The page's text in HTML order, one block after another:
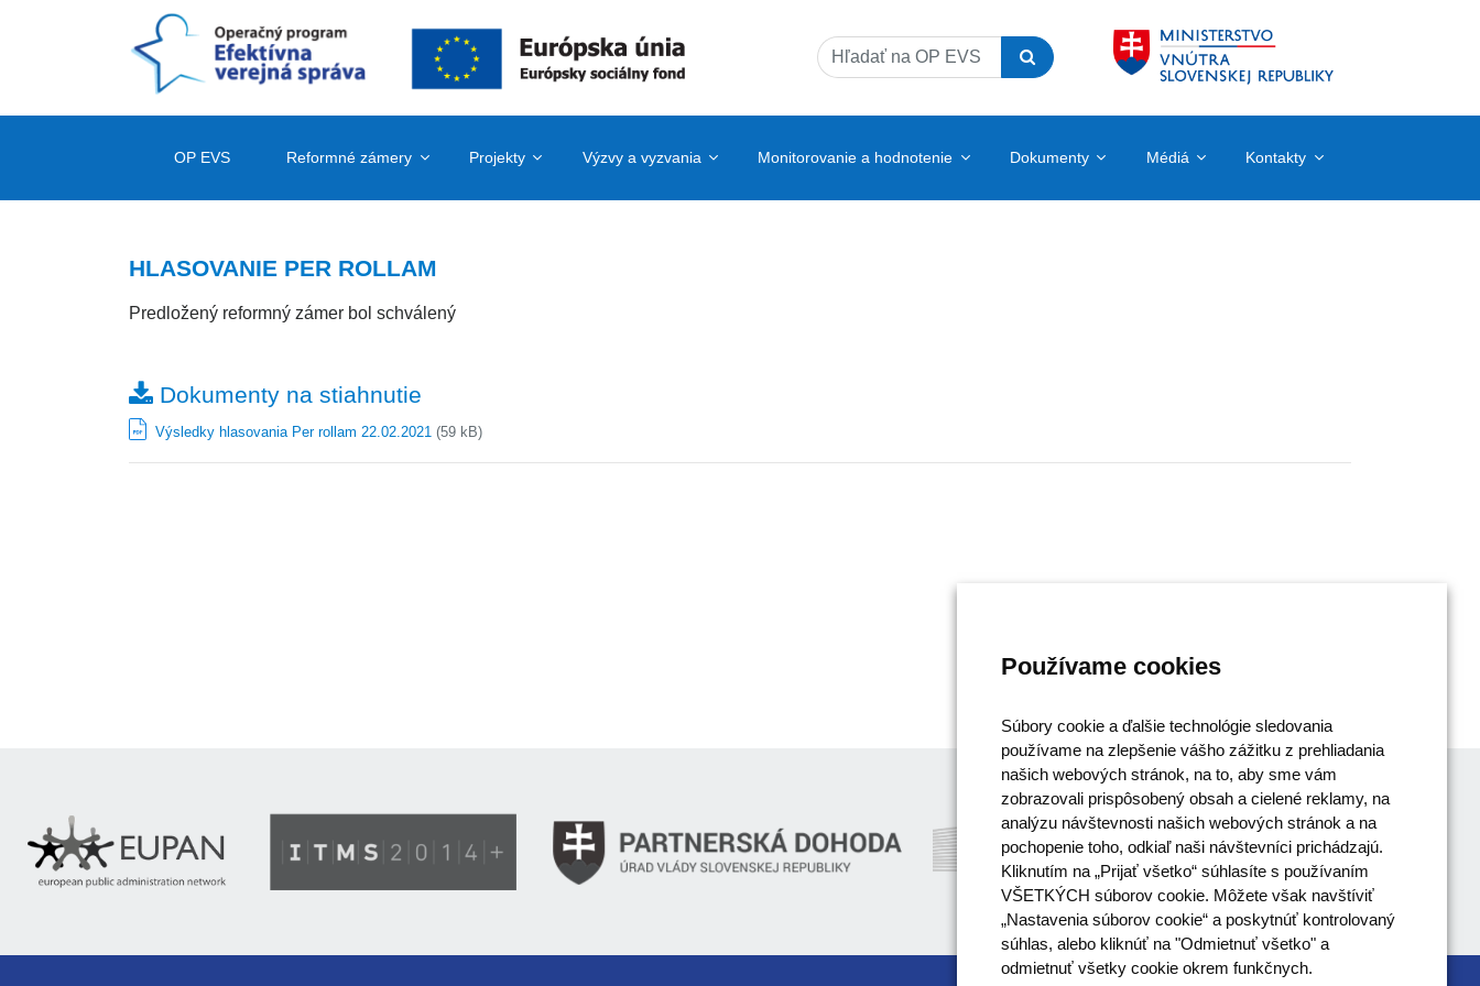
Search
OP EVS Reformné zámery Projekty Výzvy a vyzvania Monitorovanie a hodnotenie Dokumenty Médiá Kontakty
HLASOVANIE PER ROLLAM
Predložený reformný zámer bol schválený
Dokumenty na stiahnutie
Výsledky hlasovania Per rollam 22.02.2021 (59 kB)
Používame cookies
Súbory cookie a ďalšie technológie sledovania
používame na zlepšenie vášho zážitku z prehliadania
našich webových stránok, na to, aby sme vám
zobrazovali prispôsobený obsah a cielené reklamy, na
analýzu návštevnosti našich webových stránok a na
pochopenie toho, odkiaľ naši návštevníci prichádzajú.
Kliknutím na „Prijať všetko“ súhlasíte s používaním
VŠETKÝCH súborov cookie. Môžete však navštíviť
„Nastavenia súborov cookie“ a poskytnúť kontrolovaný
súhlas, alebo kliknúť na "Odmietnuť všetko" a
odmietnuť všetky cookie okrem funkčnych.